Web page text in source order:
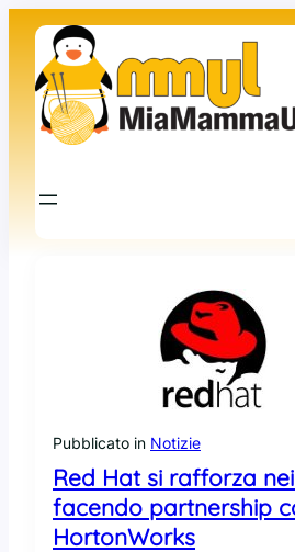
contenuto
Pubblicato in Notizie
Red Hat si rafforza
facendo partnership
HortonWorks